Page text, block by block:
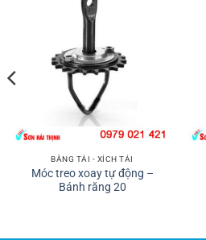
BĂNG TẢI - XÍCH TẢI
Móc treo xoay tự động –
Bánh răng 20